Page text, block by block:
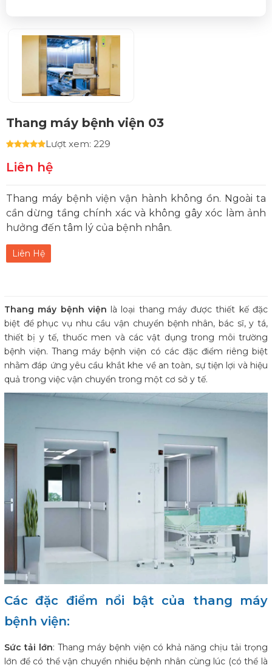
Thang máy bệnh viện 03
Lượt xem: 229
Liên hệ
Thang máy bệnh viện vận hành không ồn. Ngoài ta
cần dừng tầng chính xác và không gây xóc làm ảnh
hưởng đến tâm lý của bệnh nhân.
Liên Hệ
Thang máy bệnh viện là loại thang máy được thiết kế đặc
biệt để phục vụ nhu cầu vận chuyển bệnh nhân, bác sĩ, y tá,
thiết bị y tế, thuốc men và các vật dụng trong môi trường
bệnh viện. Thang máy bệnh viện có các đặc điểm riêng biệt
nhằm đáp ứng yêu cầu khắt khe về an toàn, sự tiện lợi và hiệu
quả trong việc vận chuyển trong một cơ sở y tế.
Các đặc điểm nổi bật của thang máy
bệnh viện:
Sức tải lớn: Thang máy bệnh viện có khả năng chịu tải trọng
lớn để có thể vận chuyển nhiều bệnh nhân cùng lúc (có thể là